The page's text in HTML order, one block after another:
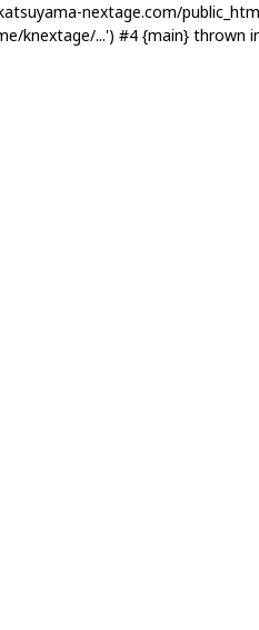
nextage.com/
knextage/...') #4 {main} thrown